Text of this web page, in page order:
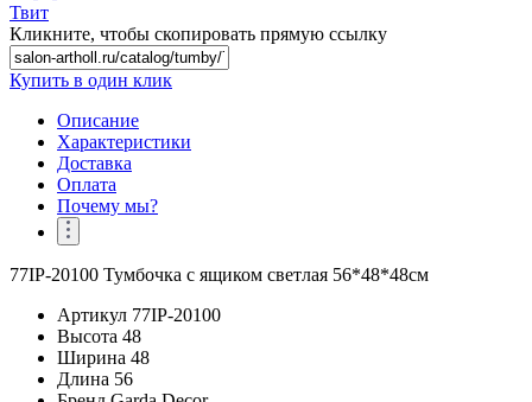
Твит
Кликните, чтобы скопировать прямую ссылку
Купить в один клик
Описание
Характеристики
Доставка
Оплата
Почему мы?
77IP-20100 Тумбочка с ящиком светлая 56*48*48см
Артикул 77IP-20100
Высота 48
Ширина 48
Длина 56